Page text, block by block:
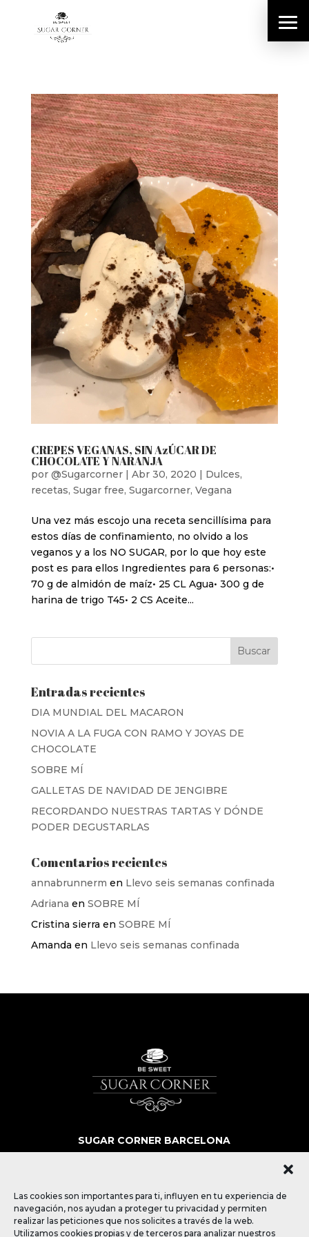
Las cookies son importantes para ti, influyen en tu experiencia de
navegación, nos ayudan a proteger tu privacidad y permiten
realizar las peticiones que nos solicites a través de la web.
Utilizamos cookies propias y de terceros para analizar nuestros
CREPES VEGANAS, SIN AzÚCAR DE
CHOCOLATE Y NARANJA
por @Sugarcorner| Abr 30, 2020 | Dulces,
recetas, Sugar free, Sugarcorner, Vegana
Una vez más escojo una receta sencillísima para
estos días de confinamiento, no olvido a los
veganos y a los NO SUGAR, por lo que hoy este
post es para ellos Ingredientes para 6 personas:•
70 g de almidón de maíz• 25 CL Agua• 300 g de
harina de trigo T45• 2 CS Aceite...
Entradas recientes
DIA MUNDIAL DEL MACARON
NOVIA A LA FUGA CON RAMO Y JOYAS DE
CHOCOLATE
SOBRE MÍ
GALLETAS DE NAVIDAD DE JENGIBRE
RECORDANDO NUESTRAS TARTAS Y DÓNDE
PODER DEGUSTARLAS
Comentarios recientes
annabrunnerm en Llevo seis semanas confinada
Adriana en SOBRE MÍ
Cristina sierra en SOBRE MÍ
Amanda en Llevo seis semanas confinada
SUGAR CORNER BARCELONA
CONTACTO